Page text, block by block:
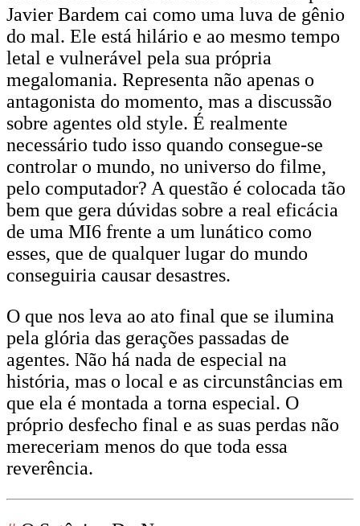
Javier Bardem cai como uma luva de gênio
do mal. Ele está hilário e ao mesmo tempo
letal e vulnerável pela sua própria
megalomania. Representa não apenas o
antagonista do momento, mas a discussão
sobre agentes old style. É realmente
necessário tudo isso quando consegue-se
controlar o mundo, no universo do filme,
pelo computador? A questão é colocada tão
bem que gera dúvidas sobre a real eficácia
de uma MI6 frente a um lunático como
esses, que de qualquer lugar do mundo
conseguiria causar desastres.
O que nos leva ao ato final que se ilumina
pela glória das gerações passadas de
agentes. Não há nada de especial na
história, mas o local e as circunstâncias em
que ela é montada a torna especial. O
próprio desfecho final e as suas perdas não
mereceriam menos do que toda essa
reverência.